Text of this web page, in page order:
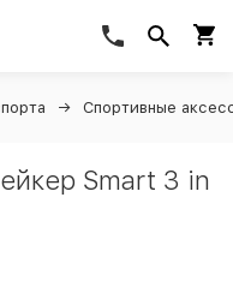
Спортивные
Smart 3 in